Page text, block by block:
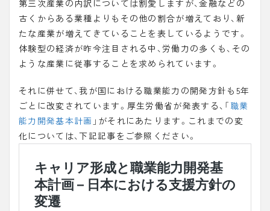
第三次産業の内訳については割愛しますが、金融などの
古くからある業種よりもその他の割合が増えており、新
たな産業が増えてきていることを表しているようです。
体験型の経済が昨今注目される中、労働力の多くも、その
ような産業に従事することを求められています。
それに併せて、我が国における職業能力の開発方針も5年
ごとに改変されています。厚生労働省が発表する、「 職業
能力開発基本計画 」がそれにあたります。これまでの変
化については、下記記事をご参照ください。